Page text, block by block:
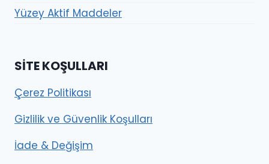
Yüzey Aktif Maddeler
SITE KOŞULLARI
Çerez Politikası
Gizlilik ve Güvenlik Koşulları
İade & Değişim